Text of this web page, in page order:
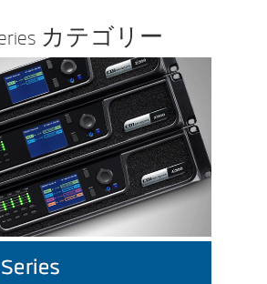
カテゴリー